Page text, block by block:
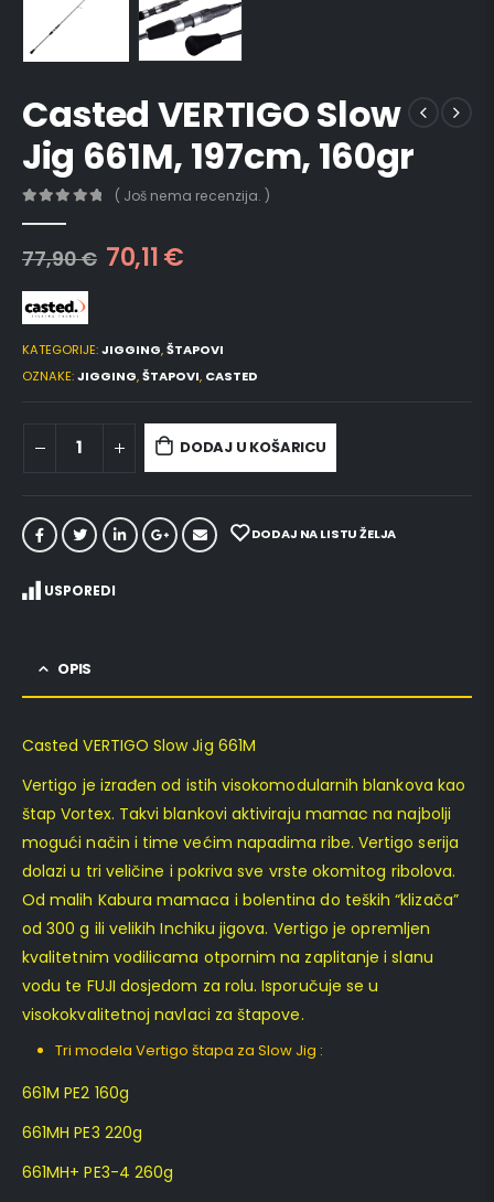
Casted VERTIGO Slow
Jig 661M, 197cm, 160gr
( Još nema recenzija. )
77,90€ 70,11€
KATEGORIJE:JIGGING,ŠTAPOVI
OZNAKE:JIGGING,ŠTAPOVI, CASTED
DODAJ U KOŠARICU
DODAJ NA LISTU ŽELJA
USPOREDI
OPIS
Casted VERTIGO Slow Jig 661M
Vertigo je izrađen od istih visokomodularnih blankova kao
štap Vortex. Takvi blankovi aktiviraju mamac na najbolji
mogući način i time većim napadima ribe. Vertigo serija
dolazi u tri veličine i pokriva sve vrste okomitog ribolova.
Od malih Kabura mamaca i bolentina do teških “klizača”
od 300 g ili velikih Inchiku jigova. Vertigo je opremljen
kvalitetnim vodilicama otpornim na zaplitanje i slanu
vodu te FUJI dosjedom za rolu. Isporučuje se u
visokokvalitetnoj navlaci za štapove.
Tri modela Vertigo štapa za Slow Jig :
661M PE2 160g
661MH PE3 220g
661MH+ PE3-4 260g